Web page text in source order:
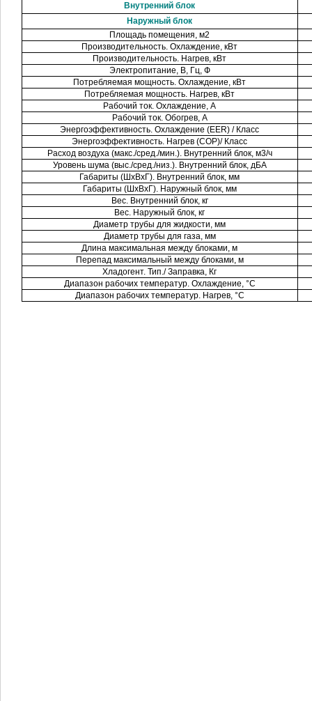
Внутренний блок
Наружный блок
Площадь помещения, м2
Производительность. Охлаждение, кВт
Производительность. Нагрев, кВт
Электропитание, В, Гц, Ф
Потребляемая мощность. Охлаждение, кВт
Потребляемая мощность. Нагрев, кВт
Рабочий ток. Охлаждение, A
Рабочий ток. Обогрев, A
Энергоэффективность. Охлаждение (EER) / Класс
Энергоэффективность. Нагрев (COP)/ Класс
Расход воздуха (макс./сред./мин.). Внутренний блок, м3/ч
Уровень шума (выс./сред./низ.). Внутренний блок, дБА
Габариты (ШхВхГ). Внутренний блок, мм
Габариты (ШхВхГ). Наружный блок, мм
Вес. Внутренний блок, кг
Вес. Наружный блок, кг
Диаметр трубы для жидкости, мм
Диаметр трубы для газа, мм
Длина максимальная между блоками, м
Перепад максимальный между блоками, м
Хладогент. Тип./ Заправка, Кг
Диапазон рабочих температур. Охлаждение, °C
Диапазон рабочих температур. Нагрев, °C